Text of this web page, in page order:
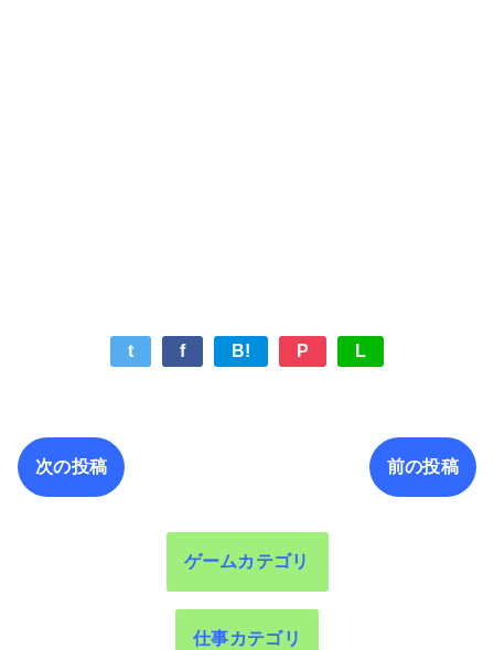
t f B! P L
次の投稿 前の投稿
ゲームカテゴリ
仕事カテゴリ